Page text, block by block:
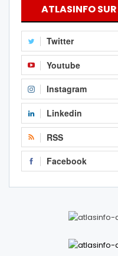
ATLASINFO
Twitter
Youtube
Instagram
Linkedin
RSS
Facebook